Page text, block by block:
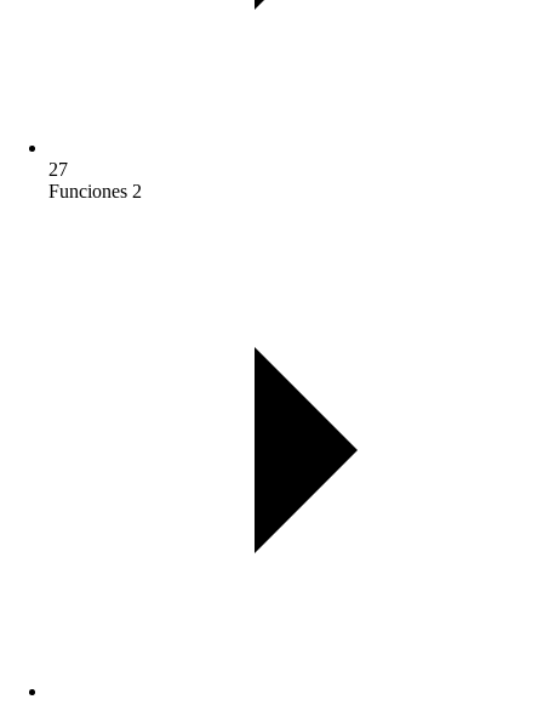
27
Funciones 2